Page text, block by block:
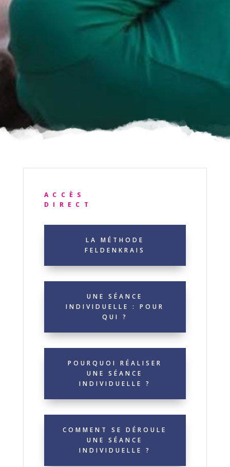
ACCÈS
DIRECT
LA MÉTHODE
FELDENKRAIS
UNE SÉANCE
INDIVIDUELLE : POUR
QUI ?
POURQUOI RÉALISER
UNE SÉANCE
INDIVIDUELLE ?
COMMENT SE DÉROULE
UNE SÉANCE
INDIVIDUELLE ?